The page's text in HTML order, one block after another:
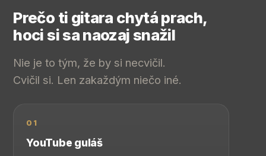
Prečo ti gitara chytá prach,
hoci si sa naozaj snažil
Nie je to tým, že by si necvičil.
Cvičil si. Len zakaždým niečo iné.
01
YouTube guláš